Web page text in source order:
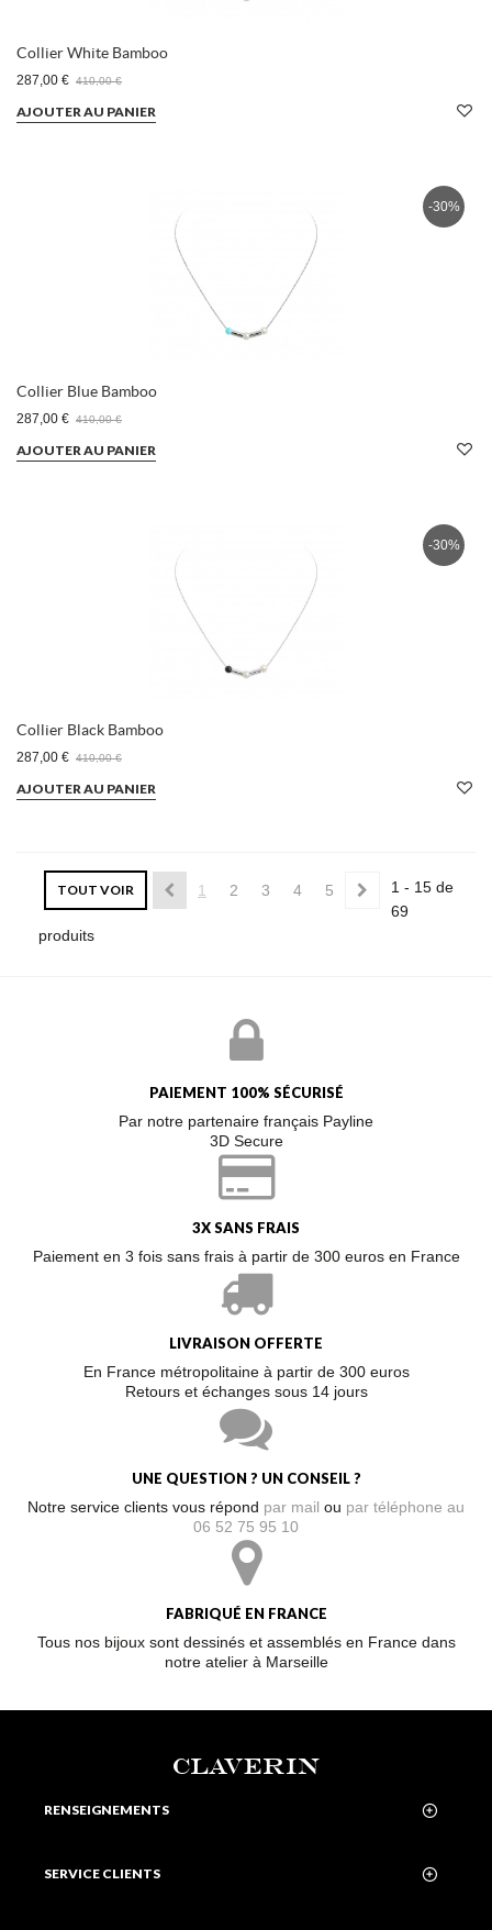
Collier White Bamboo
287,00 € 410,00 €
AJOUTER AU PANIER
Collier Blue Bamboo
287,00 € 410,00 €
-30%
AJOUTER AU PANIER
Collier Black Bamboo
287,00 € 410,00 €
-30%
AJOUTER AU PANIER
TOUT VOIR 1 2 3 4 5
1 - 15 de
69
produits
PAIEMENT 100% SÉCURISÉ
Par notre partenaire français Payline
3D Secure
3X SANS FRAIS
Paiement en 3 fois sans frais à partir de 300 euros en France
LIVRAISON OFFERTE
En France métropolitaine à partir de 300 euros
Retours et échanges sous 14 jours
UNE QUESTION ? UN CONSEIL ?
Notre service clients vous répond par mail ou par téléphone au
06 52 75 95 10
FABRIQUÉ EN FRANCE
Tous nos bijoux sont dessinés et assemblés en France dans
notre atelier à Marseille
CLAVERIN
RENSEIGNEMENTS
SERVICE CLIENTS